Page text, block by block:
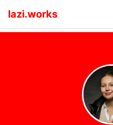
lazi.works